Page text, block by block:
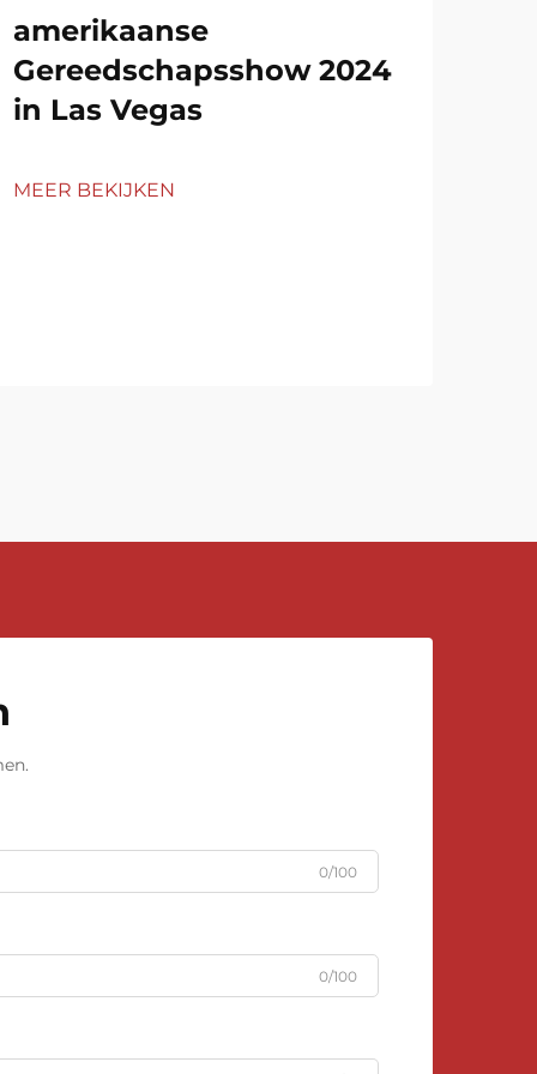
amerikaanse
Gereedschapsshow 2024
in Las Vegas
MEER BEKIJKEN
0/100
0/100